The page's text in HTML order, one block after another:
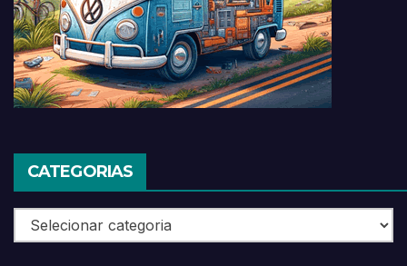
CATEGORIAS
Categorias